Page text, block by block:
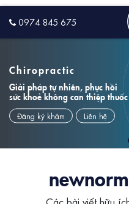
0974 845 675
Chiropractic
Giải pháp tự nhiên, phục hồi
sức khoẻ không can thiệp thuốc
Đăng ký khám Liên hệ